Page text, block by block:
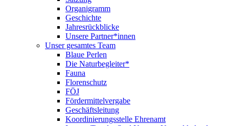
Organigramm
Geschichte
Jahresrückblicke
Unsere Partner*innen
Unser gesamtes Team
Blaue Perlen
Die Naturbegleiter*
Fauna
Florenschutz
FÖJ
Fördermittelvergabe
Geschäftsleitung
Koordinierungsstelle Ehrenamt